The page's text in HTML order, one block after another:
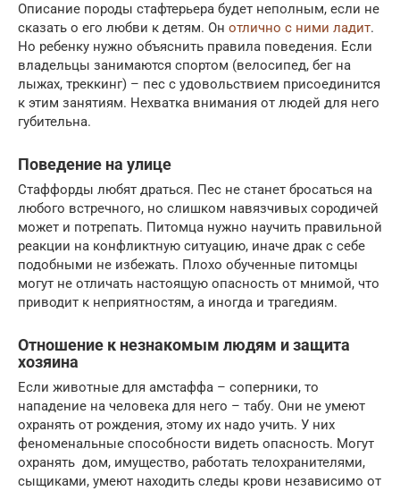
Описание породы стафтерьера будет неполным, если не
сказать о его любви к детям. Он отлично с ними ладит.
Но ребенку нужно объяснить правила поведения. Если
владельцы занимаются спортом (велосипед, бег на
лыжах, треккинг) – пес с удовольствием присоединится
к этим занятиям. Нехватка внимания от людей для него
губительна.
Поведение на улице
Стаффорды любят драться. Пес не станет бросаться на
любого встречного, но слишком навязчивых сородичей
может и потрепать. Питомца нужно научить правильной
реакции на конфликтную ситуацию, иначе драк с себе
подобными не избежать. Плохо обученные питомцы
могут не отличать настоящую опасность от мнимой, что
приводит к неприятностям, а иногда и трагедиям.
Отношение к незнакомым людям и защита
хозяина
Если животные для амстаффа – соперники, то
нападение на человека для него – табу. Они не умеют
охранять от рождения, этому их надо учить. У них
феноменальные способности видеть опасность. Могут
охранять дом, имущество, работать телохранителями,
сыщиками, умеют находить следы крови независимо от